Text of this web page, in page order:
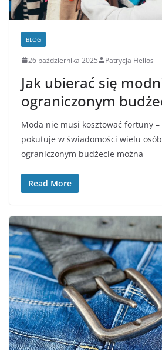
BLOG
26 października 2025 Patrycja Helios
Jak ubierać się
ograniczonym
Moda nie musi kosztować fortuny
pokutuje w świadomości wielu
ograniczonym budżecie można
Read More